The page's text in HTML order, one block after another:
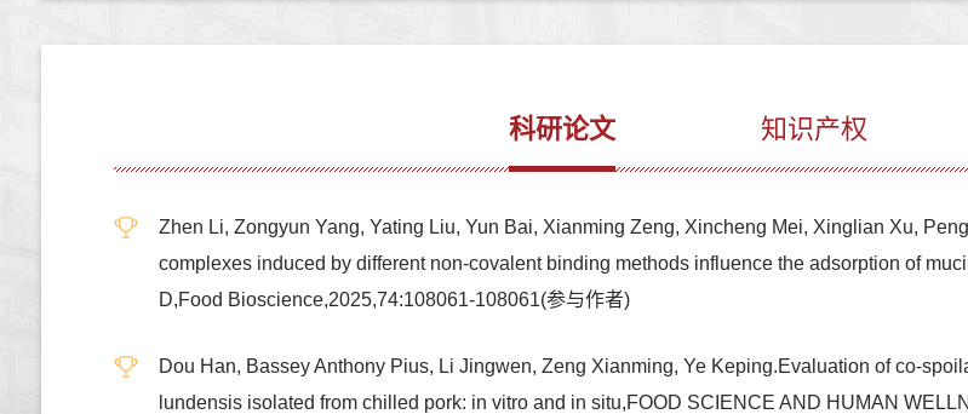
科研论文 知识产权
Zhen Li, Zongyun Yang, Yating Liu, Yun Bai, Xianming Zeng, Xincheng Mei, Xinglian Xu,
complexes induced by different non-covalent binding methods influence the adsorption of
D,Food Bioscience,2025,74:108061-108061(参与作者)
Dou Han, Bassey Anthony Pius, Li Jingwen, Zeng Xianming, Ye Keping.Evaluation of co-
lundensis isolated from chilled pork: in vitro and in situ,FOOD SCIENCE AND HUMAN